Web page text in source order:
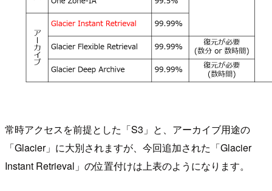
常時アクセスを前提とした「S3」と、アーカイブ用途の
「Glacier」に大別されますが、今回追加された「Glacier
Instant Retrieval」の位置付けは上表のようになります。